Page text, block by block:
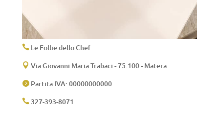
Le Follie dello Chef
 Via Giovanni Maria Trabaci - 75.100 - Matera
Partita IVA: 00000000000
327-393-8071